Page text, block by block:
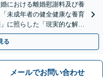
における離婚慰謝料及び養
未成年者の健全健康な養育
に照らした「現実的な解
をご相談ください。
る
メールでお問い合わせ